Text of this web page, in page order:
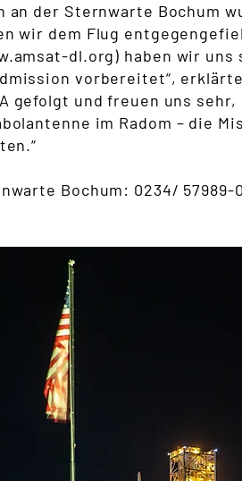
an der Sternwarte Bochum
wir dem Flug
dl.org) haben wir
vorbereitet“,
gefolgt und freuen uns
im Radom – die
Bochum: 0234/ 57989-0